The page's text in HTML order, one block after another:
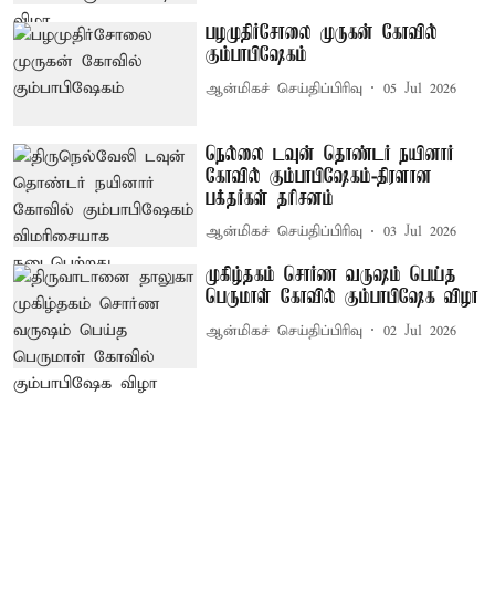
பழமுதிர்சோலை முருகன் கோவில்
கும்பாபிஷேகம்
ஆன்மிகச் செய்திப்பிரிவு 05 Jul 2026
நெல்லை டவுன் தொண்டர் நயினார்
கோவில் கும்பாபிஷேகம்-திரளான
பக்தர்கள் தரிசனம்
ஆன்மிகச் செய்திப்பிரிவு 03 Jul 2026
முகிழ்தகம் சொர்ண வருஷம் பெய்த
பெருமாள் கோவில் கும்பாபிஷேக விழா
ஆன்மிகச் செய்திப்பிரிவு 02 Jul 2026